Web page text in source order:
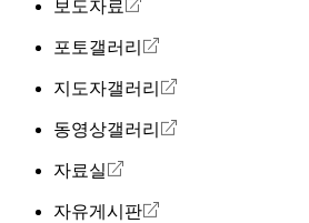
보도자료
포토갤러리
지도자갤러리
동영상갤러리
자료실
자유게시판